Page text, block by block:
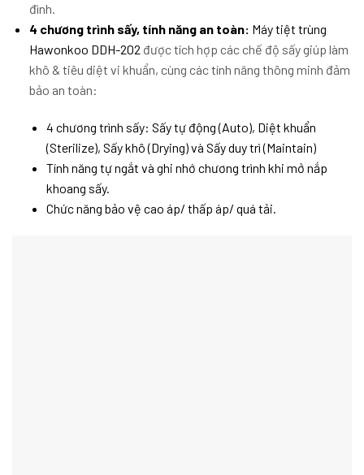
đình.
4 chương trình sấy, tính năng an toàn: Máy tiệt trùng
Hawonkoo DDH-202 được tích hợp các chế độ sấy giúp làm
khô & tiêu diệt vi khuẩn, cùng các tính năng thông minh đảm
bảo an toàn:
4 chương trình sấy: Sấy tự động (Auto), Diệt khuẩn
(Sterilize), Sấy khô (Drying) và Sấy duy trì (Maintain)
Tính năng tự ngắt và ghi nhớ chương trình khi mở nắp
khoang sấy.
Chức năng bảo vệ cao áp/ thấp áp/ quá tải.